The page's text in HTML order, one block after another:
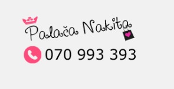
Skip
to
navigation
Skip
to
content